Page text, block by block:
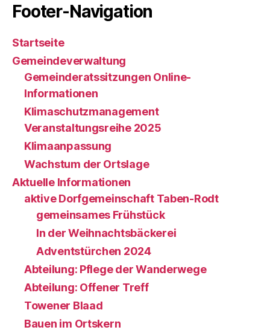
Footer-Navigation
Startseite
Gemeindeverwaltung
Gemeinderatssitzungen Online-
Informationen
Klimaschutzmanagement
Veranstaltungsreihe 2025
Klimaanpassung
Wachstum der Ortslage
Aktuelle Informationen
aktive Dorfgemeinschaft Taben-Rodt
gemeinsames Frühstück
In der Weihnachtsbäckerei
Adventstürchen 2024
Abteilung: Pflege der Wanderwege
Abteilung: Offener Treff
Towener Blaad
Bauen im Ortskern